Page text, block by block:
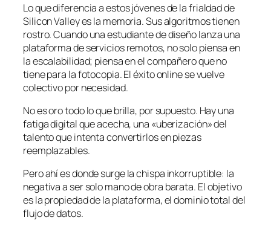
Lo que diferencia a estos jóvenes de la frialdad de
Silicon Valley es la memoria. Sus algoritmos tienen
rostro. Cuando una estudiante de diseño lanza una
plataforma de servicios remotos, no solo piensa en
la escalabilidad; piensa en el compañero que no
tiene para la fotocopia. El éxito online se vuelve
colectivo por necesidad.
No es oro todo lo que brilla, por supuesto. Hay una
fatiga digital que acecha, una «uberización» del
talento que intenta convertirlos en piezas
reemplazables.
Pero ahí es donde surge la chispa inkorruptible: la
negativa a ser solo mano de obra barata. El objetivo
es la propiedad de la plataforma, el dominio total del
flujo de datos.